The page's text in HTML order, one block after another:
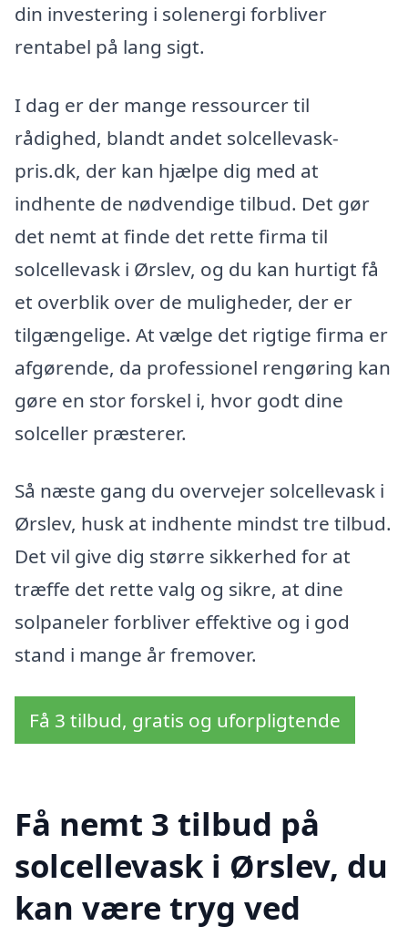
din investering i solenergi forbliver
rentabel på lang sigt.
I dag er der mange ressourcer til
rådighed, blandt andet solcellevask-
pris.dk, der kan hjælpe dig med at
indhente de nødvendige tilbud. Det gør
det nemt at finde det rette firma til
solcellevask i Ørslev, og du kan hurtigt få
et overblik over de muligheder, der er
tilgængelige. At vælge det rigtige firma er
afgørende, da professionel rengøring kan
gøre en stor forskel i, hvor godt dine
solceller præsterer.
Så næste gang du overvejer solcellevask i
Ørslev, husk at indhente mindst tre tilbud.
Det vil give dig større sikkerhed for at
træffe det rette valg og sikre, at dine
solpaneler forbliver effektive og i god
stand i mange år fremover.
Få 3 tilbud, gratis og uforpligtende
Få nemt 3 tilbud på
solcellevask i Ørslev, du
kan være tryg ved